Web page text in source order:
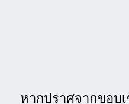
หากปราศจากขอบ